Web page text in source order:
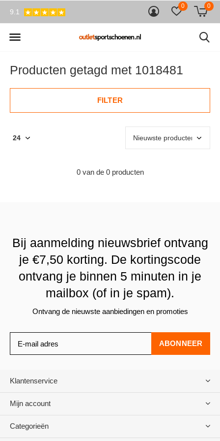
0 0
9.1
Producten getagd met 1018481
FILTER
0 van de 0 producten
Bij aanmelding nieuwsbrief ontvang
je €7,50 korting. De kortingscode
ontvang je binnen 5 minuten in je
mailbox (of in je spam).
Ontvang de nieuwste aanbiedingen en promoties
ABONNEER
Klantenservice
Mijn account
Categorieën